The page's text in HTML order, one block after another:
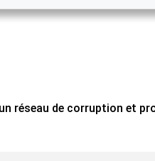
réseau de corruption et